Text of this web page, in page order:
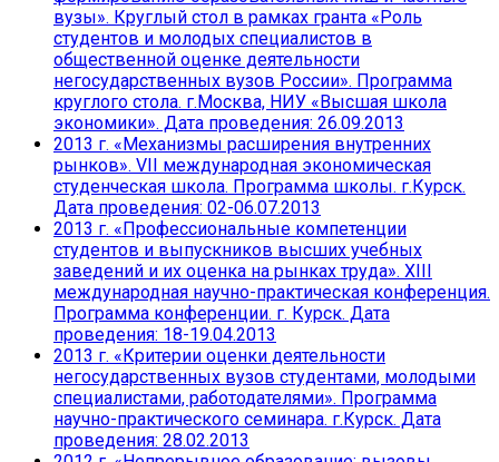
вузы». Круглый стол в рамках гранта «Роль
студентов и молодых специалистов в
общественной оценке деятельности
негосударственных вузов России». Программа
круглого стола. г.Москва, НИУ «Высшая школа
экономики». Дата проведения: 26.09.2013
2013 г. «Механизмы расширения внутренних
рынков». VII международная экономическая
студенческая школа. Программа школы. г.Курск.
Дата проведения: 02-06.07.2013
2013 г. «Профессиональные компетенции
студентов и выпускников высших учебных
заведений и их оценка на рынках труда». XIII
международная научно-практическая конференция.
Программа конференции. г. Курск. Дата
проведения: 18-19.04.2013
2013 г. «Критерии оценки деятельности
негосударственных вузов студентами, молодыми
специалистами, работодателями». Программа
научно-практического семинара. г.Курск. Дата
проведения: 28.02.2013